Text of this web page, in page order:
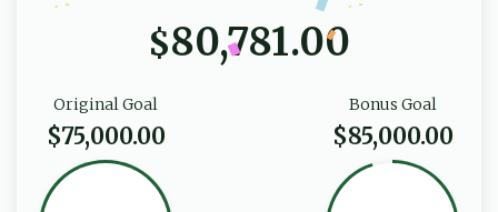
$80,781.00
Bonus Goal
$85,000.00
Original Goal
$75,000.00